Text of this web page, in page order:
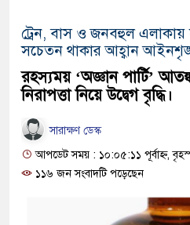
ট্রেন, বাস ও জনবহুল এলাকায়
সচেতন থাকার আহ্বান
রহস্যময় ‘অজ্ঞান পার্টি’
নিরাপত্তা নিয়ে উদ্বেগ বৃদ্ধি।
সারাক্ষণ ডেস্ক
আপডেট সময় : ১০:০৫:১১ পূর্বাহ্ন,
১১৬ জন সংবাদটি পড়েছেন